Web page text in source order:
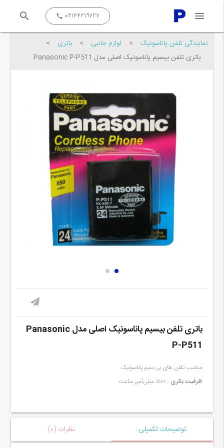
جستجو کن...
close menu ۰۲۱۴۴۲۱۹۷۲۷ call
search
نمایندگی تلفن پاناسونیک > لوازم جانبی > باتری
>
باتری تلفن بیسیم پاناسونیک اصلی مدل Panasonic P-P511
باتری تلفن بیسیم پاناسونیک اصلی مدل Panasonic
P-P511
مناسب تلفن های بی سیم پاناسونیک
ظرفیت باتری :
توضیحات تکمیلی نظرات (۰)